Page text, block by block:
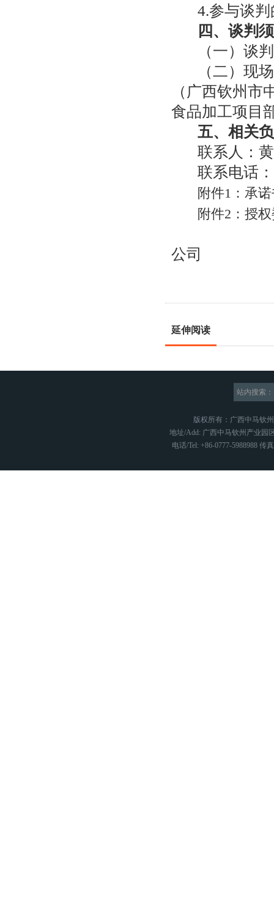
4.参与谈
四、谈判
（一） 谈
（二） 现
（广西钦州市
食品加工项目
五、相关
联系人：
联系电话：
附件1：承
附件2：授
公司
延伸阅读
站内搜索：
版权所有：广西中马钦
地址/Add: 广西中马钦州产业园
电话/Tel: +86-0777-5988988 传